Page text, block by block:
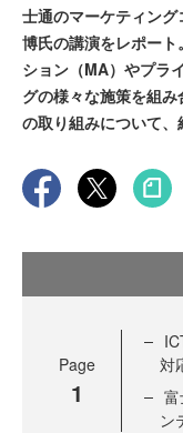
士通のマーケティン
博氏の講演をレポー
ション（MA）やプラ
グの様々な施策を組
の取り組みについて、
Page
1
対
ン